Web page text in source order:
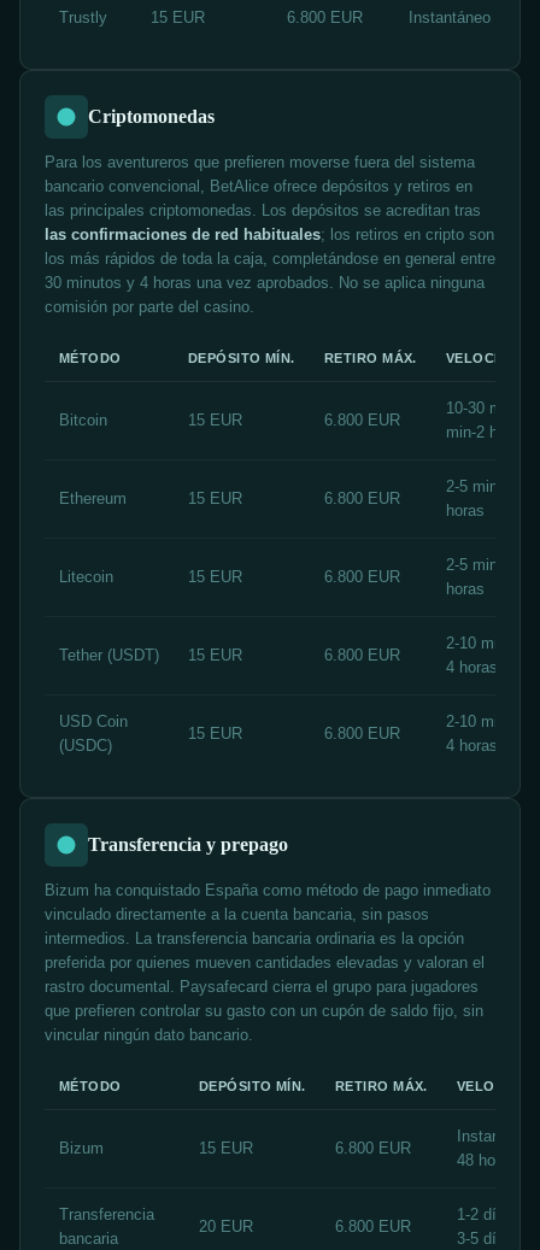
Trustly 15 EUR 6.800 EUR Instantáneo / 4-
Criptomonedas
Para los aventureros que prefieren moverse fuera del sistema
bancario convencional, BetAlice ofrece depósitos y retiros en
las principales criptomonedas. Los depósitos se acreditan tras
las confirmaciones de red habituales; los retiros en cripto son
los más rápidos de toda la caja, completándose en general entre
30 minutos y 4 horas una vez aprobados. No se aplica ninguna
comisión por parte del casino.
MÉTODO DEPÓSITO MÍN. RETIRO MÁX. VELOCIDAD
Bitcoin 15 EUR 6.800 EUR
10-30 min /
min-2 horas
Ethereum 15 EUR 6.800 EUR
2-5 min / 30
horas
Litecoin 15 EUR 6.800 EUR
2-5 min / 30
horas
Tether (USDT) 15 EUR 6.800 EUR
2-10 min /
4 horas
USD Coin
(USDC)
15 EUR 6.800 EUR
2-10 min /
4 horas
Transferencia y prepago
Bizum ha conquistado España como método de pago inmediato
vinculado directamente a la cuenta bancaria, sin pasos
intermedios. La transferencia bancaria ordinaria es la opción
preferida por quienes mueven cantidades elevadas y valoran el
rastro documental. Paysafecard cierra el grupo para jugadores
que prefieren controlar su gasto con un cupón de saldo fijo, sin
vincular ningún dato bancario.
MÉTODO DEPÓSITO MÍN. RETIRO MÁX. VELOCIDAD
Bizum 15 EUR 6.800 EUR
48 horas
Transferencia
bancaria
20 EUR 6.800 EUR
1-2 días
3-5 días